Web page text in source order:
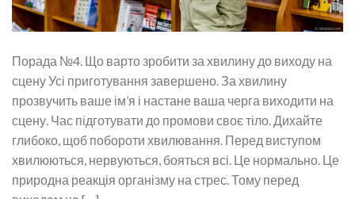
Порада №4. Що варто зробити за хвилину до виходу на
сцену Усі приготування завершено. За хвилину
прозвучить ваше ім’я і настане ваша черга виходити на
сцену. Час підготувати до промови своє тіло. Дихайте
глибоко, щоб побороти хвилювання. Перед виступом
хвилюються, нервуються, бояться всі. Це нормально. Це
природна реакція організму на стрес. Тому перед